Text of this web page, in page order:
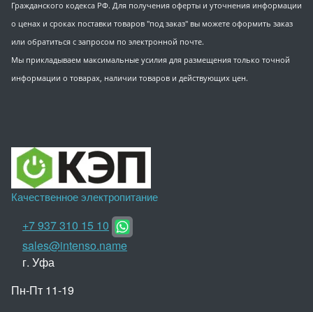
Гражданского кодекса РФ. Для получения оферты и уточнения информации
о ценах и сроках поставки товаров "под заказ" вы можете оформить заказ
или обратиться с запросом по электронной почте.
Мы прикладываем максимальные усилия для размещения только точной
информации о товарах, наличии товаров и действующих цен.
Качественное электропитание
+7 937 310 15 10
sales@intenso.name
г. Уфа
Пн-Пт 11-19